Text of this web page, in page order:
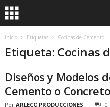
Inicio Etiquetas Cocinas de Cemento
Etiqueta: Cocinas
Diseños y Modelos
Cemento o
Por ARLECO PRODUCCIONES 0